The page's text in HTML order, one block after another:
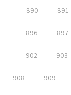
890 891
896 897
902 903
908 909